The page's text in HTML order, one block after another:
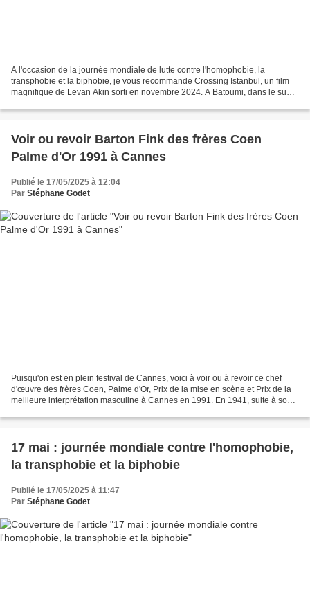
A l'occasion de la journée mondiale de lutte contre l'homophobie, la
transphobie et la biphobie, je vous recommande Crossing Istanbul, un film
magnifique de Levan Akin sorti en novembre 2024. A Batoumi, dans le sud-
Voir ou revoir Barton Fink des frères Coen
Palme d'Or 1991 à Cannes
Publié le 17/05/2025 à 12:04
Par Stéphane Godet
Puisqu'on est en plein festival de Cannes, voici à voir ou à revoir ce chef
d'œuvre des frères Coen, Palme d'Or, Prix de la mise en scène et Prix de la
meilleure interprétation masculine à Cannes en 1991. En 1941, suite à son
17 mai : journée mondiale contre l'homophobie,
la transphobie et la biphobie
Publié le 17/05/2025 à 11:47
Par Stéphane Godet